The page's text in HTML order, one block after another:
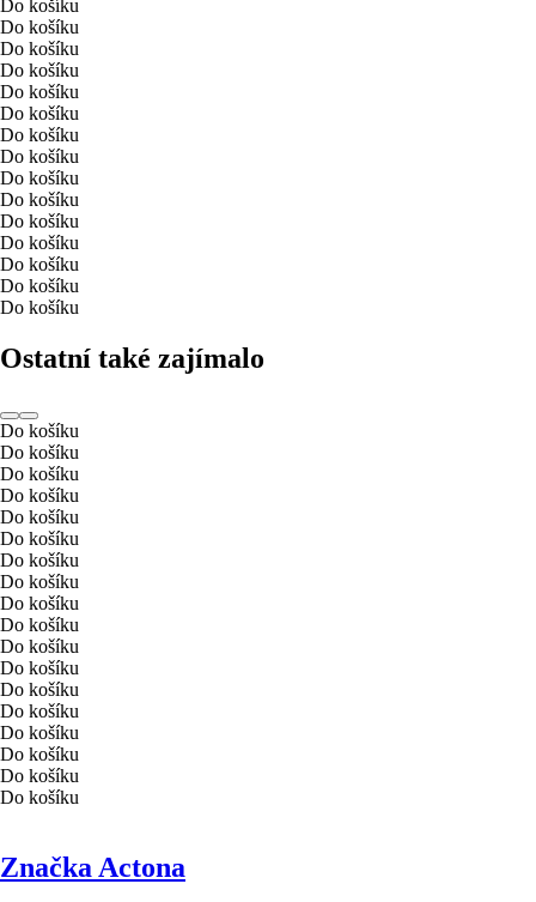
Do košíku
Do košíku
Do košíku
Do košíku
Do košíku
Do košíku
Do košíku
Do košíku
Do košíku
Do košíku
Do košíku
Do košíku
Do košíku
Do košíku
Do košíku
Ostatní také zajímalo
Do košíku
Do košíku
Do košíku
Do košíku
Do košíku
Do košíku
Do košíku
Do košíku
Do košíku
Do košíku
Do košíku
Do košíku
Do košíku
Do košíku
Do košíku
Do košíku
Do košíku
Do košíku
Značka Actona